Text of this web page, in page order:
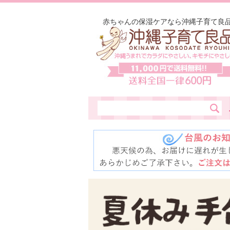
赤ちゃんの保湿ケアなら沖縄子育て良